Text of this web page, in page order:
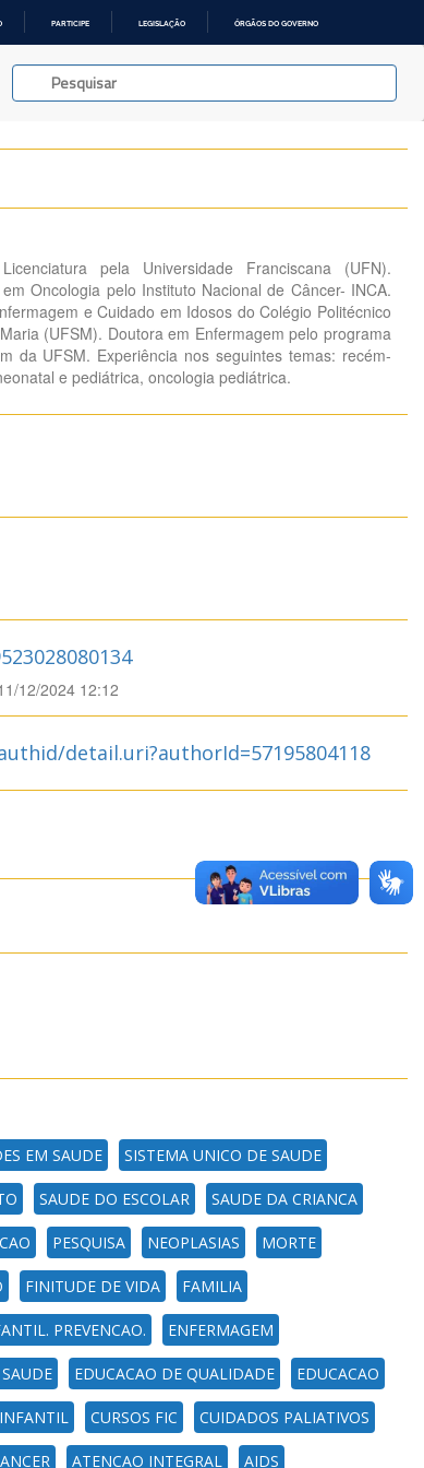
PARTICIPE LEGISLAÇÃO ÓRGÃOS DO GOVERNO
pela Universidade Franciscana (UFN).
Oncologia pelo Instituto Nacional de Câncer- INCA.
e Cuidado em Idosos do Colégio Politécnico
(UFSM). Doutora em Enfermagem pelo programa
da UFSM. Experiência nos seguintes temas: recém-
e pediátrica, oncologia pediátrica.
12/2024 12:12
detail.uri?authorId=57195804118
EM SAUDE SISTEMA UNICO DE SAUDE
SAUDE DO ESCOLAR SAUDE DA CRIANCA
PESQUISA NEOPLASIAS MORTE
FINITUDE DE VIDA FAMILIA
PREVENCAO. ENFERMAGEM
EDUCACAO DE QUALIDADE EDUCACAO
CURSOS FIC CUIDADOS PALIATIVOS
ATENCAO INTEGRAL AIDS